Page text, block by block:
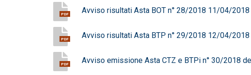
PDF Avviso risultati Asta BOT n° 28/2018 11/04/2018
PDF Avviso risultati Asta BTP n° 29/2018 12/04/2018
PDF Avviso emissione Asta CTZ e BTPi n° 30/2018